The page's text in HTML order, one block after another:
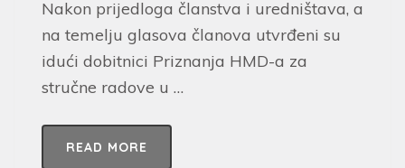
Nakon prijedloga članstva i uredništava, a
na temelju glasova članova utvrđeni su
idući dobitnici Priznanja HMD-a za
stručne radove u …
READ MORE